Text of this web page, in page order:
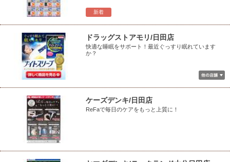
新着
ドラッグストアモリ/日田店
快適な睡眠をサポート！最近ぐっすり眠れています
か？
ケーズデンキ/日田店
ReFaで毎日のケアをもっと上質に！